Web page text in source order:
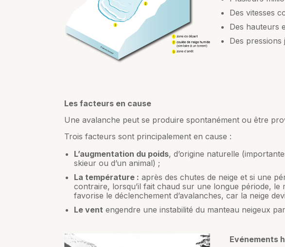
Des vitesses
Des hauteurs
Des pressions
Les facteurs en cause
Une avalanche peut se produire spontanément ou être
Trois facteurs sont principalement en cause :
L’augmentation du poids, d’origine naturelle
skieur ou d’un animal) ;
La température : après des chutes de neige et si une
contraire, lorsqu’il fait chaud sur une longue période,
favorise le déclenchement d’avalanches, car la neige
Le vent engendre une instabilité du manteau neigeux
Evénements